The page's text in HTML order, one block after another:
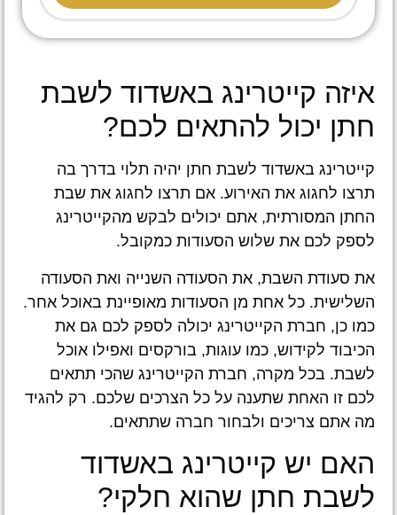
איזה קייטרינג באשדוד לשבת
חתן יכול להתאים לכם?
קייטרינג באשדוד לשבת חתן יהיה תלוי בדרך בה
תרצו לחגוג את האירוע. אם תרצו לחגוג את שבת
החתן המסורתית, אתם יכולים לבקש מהקייטרינג
לספק לכם את שלוש הסעודות כמקובל.
את סעודת השבת, את הסעודה השנייה ואת הסעודה
השלישית. כל אחת מן הסעודות מאופיינת באוכל אחר.
כמו כן, חברת הקייטרינג יכולה לספק לכם גם את
הכיבוד לקידוש, כמו עוגות, בורקסים ואפילו אוכל
לשבת. בכל מקרה, חברת הקייטרינג שהכי תתאים
לכם זו האחת שתענה על כל הצרכים שלכם. רק להגיד
מה אתם צריכים ולבחור חברה שתתאים.
האם יש קייטרינג באשדוד
לשבת חתן שהוא חלקי?